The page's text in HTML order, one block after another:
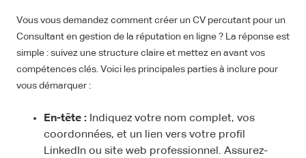
Vous vous demandez comment créer un CV percutant pour un
Consultant en gestion de la réputation en ligne ? La réponse est
simple : suivez une structure claire et mettez en avant vos
compétences clés. Voici les principales parties à inclure pour
vous démarquer :
En-tête : Indiquez votre nom complet, vos
coordonnées, et un lien vers votre profil
LinkedIn ou site web professionnel. Assurez-